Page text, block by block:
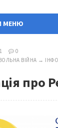
МЕНЮ
0
ВІЙНА →
про